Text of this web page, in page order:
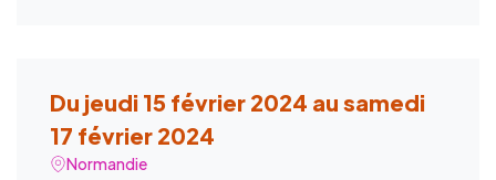
Du jeudi 15 février 2024 au samedi
17 février 2024
Normandie